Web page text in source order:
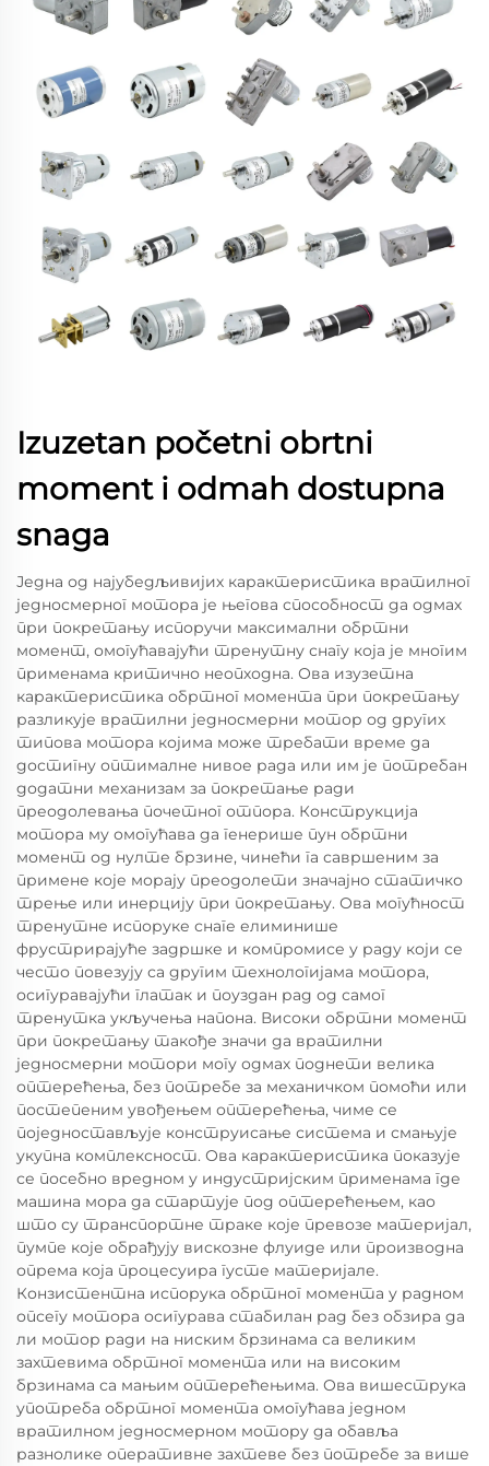
Izuzetan početni obrtni
moment i odmah dostupna
snaga
Једна од најубедљивијих карактеристика вратилног
једносмерног мотора је његова способност да одмах
при покретању испоручи максимални обртни
момент, омогућавајући тренутну снагу која је многим
применама критично неопходна. Ова изузетна
карактеристика обртног момента при покретању
разликује вратилни једносмерни мотор од других
типова мотора којима може требати време да
достигну оптималне нивое рада или им је потребан
додатни механизам за покретање ради
преодолевања почетног отпора. Конструкција
мотора му омогућава да генерише пун обртни
момент од нулте брзине, чинећи га савршеним за
примене које морају преодолети значајно статичко
трење или инерцију при покретању. Ова могућност
тренутне испоруке снаге елиминише
фрустрирајуће задршке и компромисе у раду који се
често повезују са другим технологијама мотора,
осигуравајући глатак и поуздан рад од самог
тренутка укључења напона. Високи обртни момент
при покретању такође значи да вратилни
једносмерни мотори могу одмах поднети велика
оптерећења, без потребе за механичком помоћи или
постепеним увођењем оптерећења, чиме се
поједностављује конструисање система и смањује
укупна комплексност. Ова карактеристика показује
се посебно вредном у индустријским применама где
машина мора да стартује под оптерећењем, као
што су транспортне траке које превозе материјал,
пумпе које обрађују вискозне флуиде или производна
опрема која процесуира густе материјале.
Конзистентна испорука обртног момента у радном
опсегу мотора осигурава стабилан рад без обзира да
ли мотор ради на ниским брзинама са великим
захтевима обртног момента или на високим
брзинама са мањим оптерећењима. Ова вишеструка
употреба обртног момента омогућава једном
вратилном једносмерном мотору да обавља
разнолике оперативне захтеве без потребе за више